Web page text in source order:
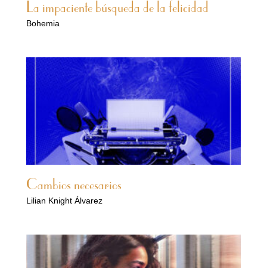
La impaciente búsqueda de la felicidad
Bohemia
Cambios necesarios
Lilian Knight Álvarez